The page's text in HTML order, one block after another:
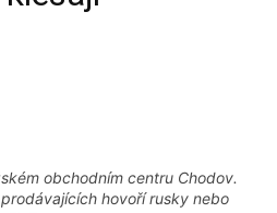
obchodním centru Chodov.
hovoří rusky nebo